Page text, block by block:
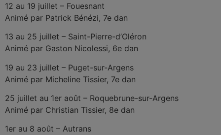
12 au 19 juillet – Fouesnant
Animé par Patrick Bénézi, 7e dan
13 au 25 juillet – Saint-Pierre-d’Oléron
Animé par Gaston Nicolessi, 6e dan
19 au 23 juillet – Puget-sur-Argens
Animé par Micheline Tissier, 7e dan
25 juillet au 1er août – Roquebrune-sur-Argens
Animé par Christian Tissier, 8e dan
1er au 8 août – Autrans